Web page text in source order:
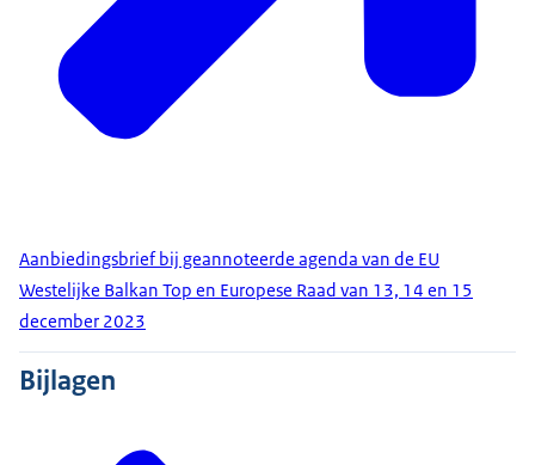
Aanbiedingsbrief bij geannoteerde agenda van de EU
Westelijke Balkan Top en Europese Raad van 13, 14 en 15
december 2023
Bijlagen